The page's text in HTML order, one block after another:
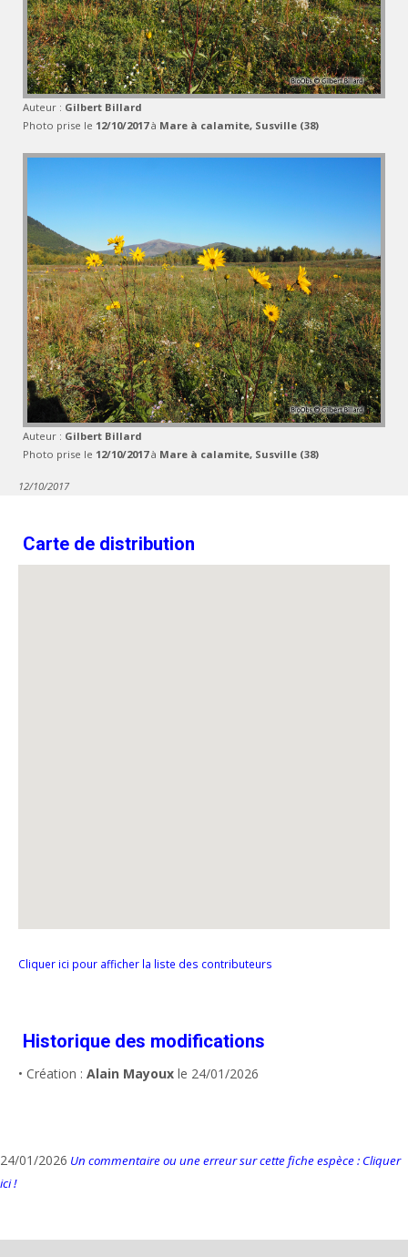
Auteur : Gilbert Billard
Photo prise le 12/10/2017à Mare à calamite, Susville (38)
Auteur : Gilbert Billard
Photo prise le 12/10/2017à Mare à calamite, Susville (38)
12/10/2017
Carte de distribution
Cliquer ici pour afficher la liste des contributeurs
Historique des modifications
• Création : Alain Mayoux le 24/01/2026
24/01/2026 Un commentaire ou une erreur sur cette fiche espèce : Cliquer
ici !